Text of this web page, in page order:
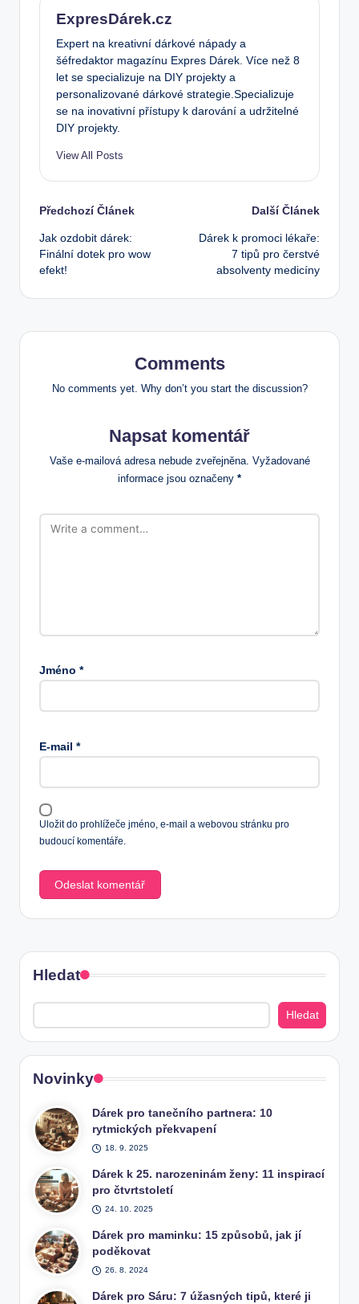
ExpresDárek.cz
Expert na kreativní dárkové nápady a
šéfredaktor magazínu Expres Dárek. Více než 8
let se specializuje na DIY projekty a
personalizované dárkové strategie.Specializuje
se na inovativní přístupy k darování a udržitelné
DIY projekty.
View All Posts
Post
navigation
Předchozí Článek
Jak ozdobit dárek:
Finální dotek pro wow
efekt!
Další Článek
Dárek k promoci lékaře:
7 tipů pro čerstvé
absolventy medicíny
Comments
No comments yet. Why don’t you start the discussion?
Napsat komentář
Vaše e-mailová adresa nebude zveřejněna. Vyžadované
informace jsou označeny *
Jméno *
E-mail *
Uložit do prohlížeče jméno, e-mail a webovou stránku pro
budoucí komentáře.
Hledat
Hledat
Novinky
Dárek pro tanečního partnera: 10
rytmických překvapení
18. 9. 2025
Dárek k 25. narozeninám ženy: 11 inspirací
pro čtvrtstoletí
24. 10. 2025
Dárek pro maminku: 15 způsobů, jak jí
poděkovat
26. 8. 2024
Dárek pro Sáru: 7 úžasných tipů, které ji